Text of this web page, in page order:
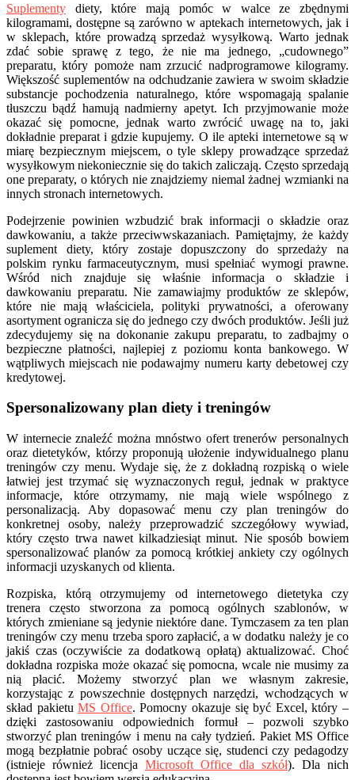
Suplementy diety, które mają pomóc w walce ze zbędnymi
kilogramami, dostępne są zarówno w aptekach internetowych, jak i
w sklepach, które prowadzą sprzedaż wysyłkową. Warto jednak
zdać sobie sprawę z tego, że nie ma jednego, „cudownego”
preparatu, który pomoże nam zrzucić nadprogramowe kilogramy.
Większość suplementów na odchudzanie zawiera w swoim składzie
substancje pochodzenia naturalnego, które wspomagają spalanie
tłuszczu bądź hamują nadmierny apetyt. Ich przyjmowanie może
okazać się pomocne, jednak warto zwrócić uwagę na to, jaki
dokładnie preparat i gdzie kupujemy. O ile apteki internetowe są w
miarę bezpiecznym miejscem, o tyle sklepy prowadzące sprzedaż
wysyłkowym niekoniecznie się do takich zaliczają. Często sprzedają
one preparaty, o których nie znajdziemy niemal żadnej wzmianki na
innych stronach internetowych.
Podejrzenie powinien wzbudzić brak informacji o składzie oraz
dawkowaniu, a także przeciwwskazaniach. Pamiętajmy, że każdy
suplement diety, który zostaje dopuszczony do sprzedaży na
polskim rynku farmaceutycznym, musi spełniać wymogi prawne.
Wśród nich znajduje się właśnie informacja o składzie i
dawkowaniu preparatu. Nie zamawiajmy produktów ze sklepów,
które nie mają właściciela, polityki prywatności, a oferowany
asortyment ogranicza się do jednego czy dwóch produktów. Jeśli już
zdecydujemy się na dokonanie zakupu preparatu, to zadbajmy o
bezpieczne płatności, najlepiej z poziomu konta bankowego. W
wątpliwych miejscach nie podawajmy numeru karty debetowej czy
kredytowej.
Spersonalizowany plan diety i treningów
W internecie znaleźć można mnóstwo ofert trenerów personalnych
oraz dietetyków, którzy proponują ułożenie indywidualnego planu
treningów czy menu. Wydaje się, że z dokładną rozpiską o wiele
łatwiej jest trzymać się wyznaczonych reguł, jednak w praktyce
informacje, które otrzymamy, nie mają wiele wspólnego z
personalizacją. Aby dopasować menu czy plan treningów do
konkretnej osoby, należy przeprowadzić szczegółowy wywiad,
który często trwa nawet kilkadziesiąt minut. Nie sposób bowiem
spersonalizować planów za pomocą krótkiej ankiety czy ogólnych
informacji uzyskanych od klienta.
Rozpiska, którą otrzymujemy od internetowego dietetyka czy
trenera często stworzona za pomocą ogólnych szablonów, w
których zmieniane są jedynie niektóre dane. Tymczasem za ten plan
treningów czy menu trzeba sporo zapłacić, a w dodatku należy je co
jakiś czas (oczywiście za dodatkową opłatą) aktualizować. Choć
dokładna rozpiska może okazać się pomocna, wcale nie musimy za
nią płacić. Możemy stworzyć plan we własnym zakresie,
korzystając z powszechnie dostępnych narzędzi, wchodzących w
skład pakietuMS Office. Pomocny okazuje się być Excel, który –
dzięki zastosowaniu odpowiednich formuł – pozwoli szybko
stworzyć plan treningów i menu na cały tydzień. Pakiet MS Office
mogą bezpłatnie pobrać osoby uczące się, studenci czy pedagodzy
(istnieje również licencja Microsoft Office dla szkół). Dla nich